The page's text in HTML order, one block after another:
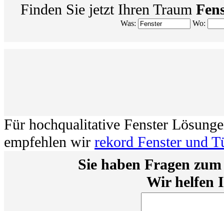
Finden Sie jetzt Ihren Traum
Was: Wo:
Für hochqualitative Fenster
empfehlen wir rekord Fenster und
Sie haben Fragen
Wir helfen